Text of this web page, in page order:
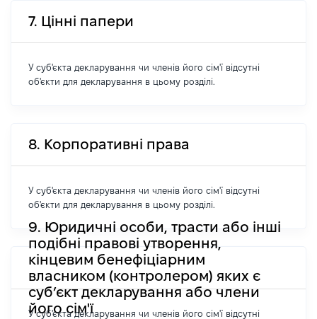
7. Цінні папери
У суб'єкта декларування чи членів його сім'ї відсутні
об'єкти для декларування в цьому розділі.
8. Корпоративні права
У суб'єкта декларування чи членів його сім'ї відсутні
об'єкти для декларування в цьому розділі.
9. Юридичні особи, трасти або інші
подібні правові утворення,
кінцевим бенефіціарним
власником (контролером) яких є
суб’єкт декларування або члени
його сім'ї
У суб'єкта декларування чи членів його сім'ї відсутні